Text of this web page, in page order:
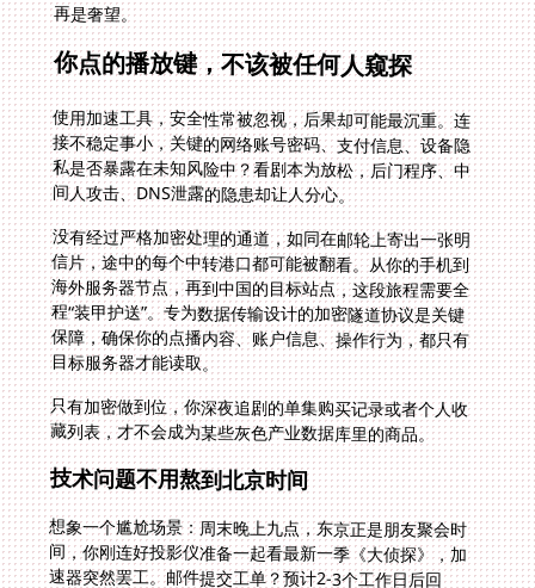
再是奢望。
你点的播放键，不该被任何人窥探
使用加速工具，安全性常被忽视，后果却可能最沉重。连
接不稳定事小，关键的网络账号密码、支付信息、设备隐
私是否暴露在未知风险中？看剧本为放松，后门程序、中
间人攻击、DNS泄露的隐患却让人分心。
没有经过严格加密处理的通道，如同在邮轮上寄出一张明
信片，途中的每个中转港口都可能被翻看。从你的手机到
海外服务器节点，再到中国的目标站点，这段旅程需要全
程“装甲护送”。专为数据传输设计的加密隧道协议是关键
保障，确保你的点播内容、账户信息、操作行为，都只有
目标服务器才能读取。
只有加密做到位，你深夜追剧的单集购买记录或者个人收
藏列表，才不会成为某些灰色产业数据库里的商品。
技术问题不用熬到北京时间
想象一个尴尬场景：周末晚上九点，东京正是朋友聚会时
间，你刚连好投影仪准备一起看最新一季《大侦探》，加
速器突然罢工。邮件提交工单？预计2-3个工作日后回